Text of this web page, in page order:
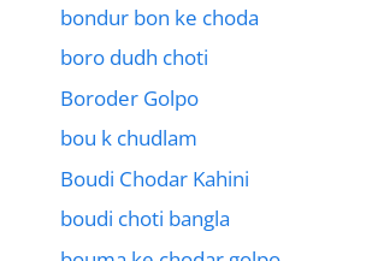
bondur bon ke choda
boro dudh choti
Boroder Golpo
bou k chudlam
Boudi Chodar Kahini
boudi choti bangla